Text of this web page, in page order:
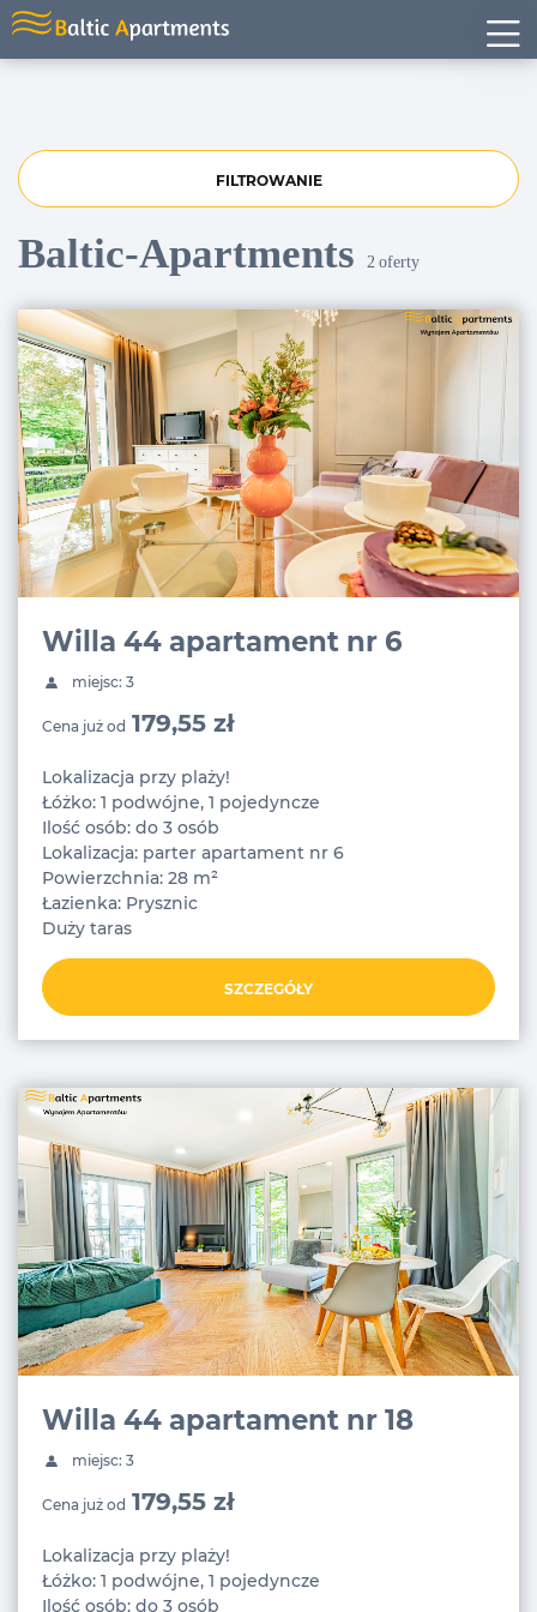
FILTROWANIE
Baltic-Apartments 2 oferty
Willa 44 apartament nr 6
miejsc: 3
Cena już od 179,55 zł
Lokalizacja przy plaży!
Łóżko: 1 podwójne, 1 pojedyncze
Ilość osób: do 3 osób
Lokalizacja: parter apartament nr 6
Powierzchnia: 28 m²
Łazienka: Prysznic
Duży taras
SZCZEGÓŁY
Willa 44 apartament nr 18
miejsc: 3
Cena już od 179,55 zł
Lokalizacja przy plaży!
Łóżko: 1 podwójne, 1 pojedyncze
Ilość osób: do 3 osób